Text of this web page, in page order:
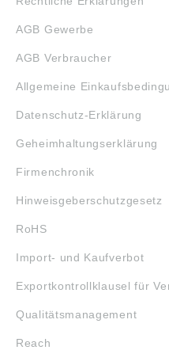
AGB Gewerbe
AGB Verbraucher
Allgemeine
Datenschutz-Erklärung
Geheimhaltungserklärung
Firmenchronik
Hinweisgeberschutzgesetz
RoHS
Import- und Kaufverbot
Exportkontrollklausel für
Qualitätsmanagement
Reach